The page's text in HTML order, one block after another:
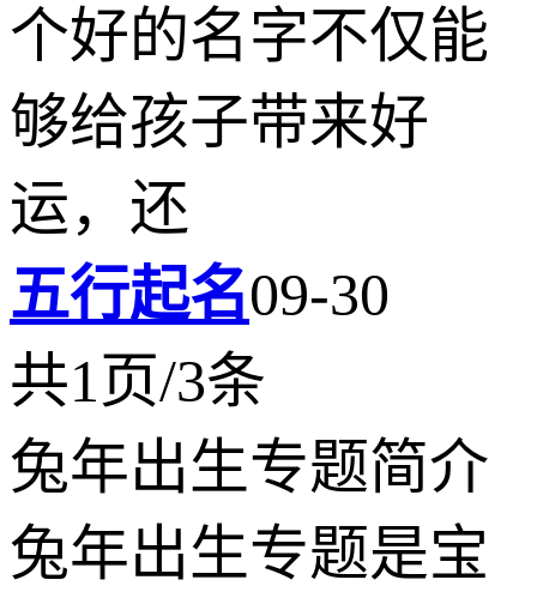
个好的名字不仅能
够给孩子带来好
运，还
五行起名09-30
共1页/3条
兔年出生专题简介
兔年出生专题是宝